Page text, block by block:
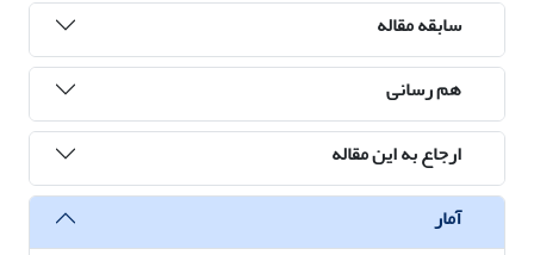
سابقه مقاله
هم رسانی
ارجاع به این مقاله
آمار